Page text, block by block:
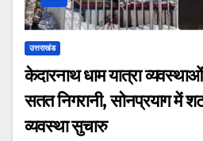
उत्तराखंड
केदारनाथ धाम यात्रा
सतत निगरानी, सोनप्रयाग में
व्यवस्था सुचारु